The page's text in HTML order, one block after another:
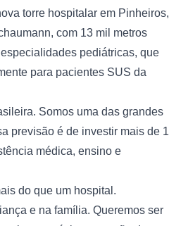
torre hospitalar em Pinheiros,
com 13 mil metros
pediátricas, que
para pacientes SUS da
Somos uma das grandes
previsão é de investir mais de 1
médica, ensino e
do que um hospital.
e na família. Queremos ser